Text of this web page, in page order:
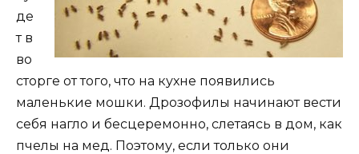
де
т в
во
сторге от того, что на кухне появились
маленькие мошки. Дрозофилы начинают вести
себя нагло и бесцеремонно, слетаясь в дом, как
пчелы на мед. Поэтому, если только они